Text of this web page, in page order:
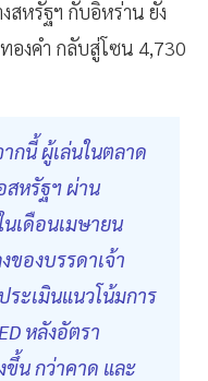
สหรัฐฯ กับอิหร่าน ยัง
องคำ กลับสู่โซน 4,730
กนี้ ผู้เล่นในตลาด
สหรัฐฯ ผ่าน
นเดือนเมษายน
องบรรดาเจ้า
ะเมินแนวโน้มการ
หลังอัตรา
ขึ้น กว่าคาด และ